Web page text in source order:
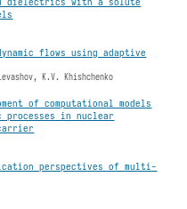
flows using adaptive
K.V. Khishchenko
of computational models
processes in nuclear
perspectives of multi-